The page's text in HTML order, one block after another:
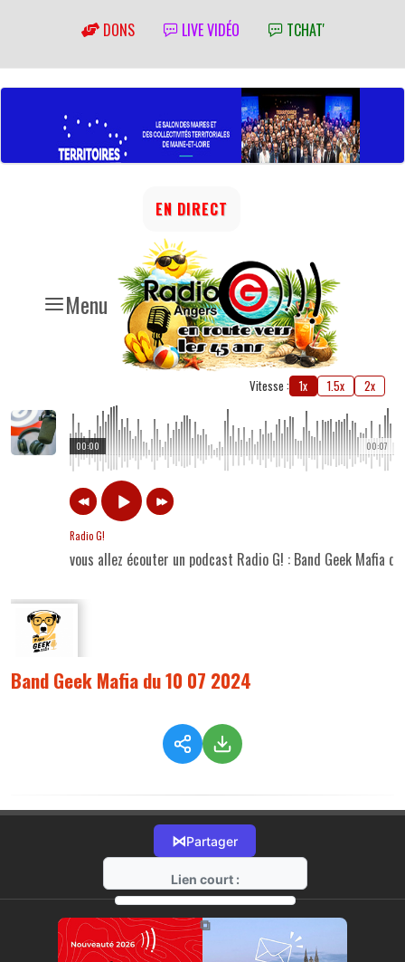
DONS LIVE VIDÉO TCHAT'
Menu
EN DIRECT
Vitesse : 1x 1.5x 2x
00:07
00:00
Radio G!
vous allez écouter un podcast Radio G! : Band Geek Mafia
Band Geek Mafia du 10 07 2024
⋈Partager
Lien court :
https://radio-g.fr?15067
⧉